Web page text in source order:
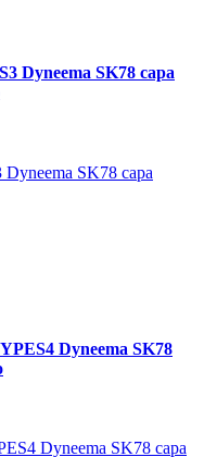
Dyneema SK78 capa
SK78 capa
Dyneema SK78
Dyneema SK78 capa